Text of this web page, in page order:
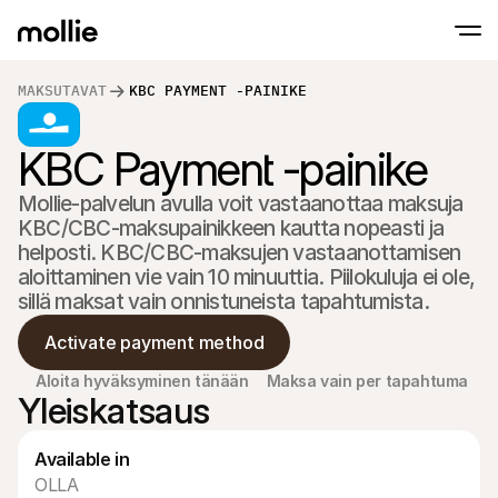
MAKSUTAVAT KBC PAYMENT -PAINIKE
KBC Payment -painike
Mollie-palvelun avulla voit vastaanottaa maksuja
KBC/CBC-maksupainikkeen kautta nopeasti ja
helposti. KBC/CBC-maksujen vastaanottamisen
aloittaminen vie vain 10 minuuttia. Piilokuluja ei ole,
sillä maksat vain onnistuneista tapahtumista.
Activate payment method
Aloita hyväksyminen tänään Maksa vain per tapahtuma
Yleiskatsaus
Available in
OLLA
Tap to Pay iPhonella
Hyväksy lähimaksut suoraan iPhonellasi
Lue lisää
Hyväksy maksut
Verkkomaksut
Hyväksy ja hallinnoi
Fyysiset maksut
Ota maksuja vastaan
maksupäätteiden ja
avulla
Kassa
Tarjoa
Hyväksyntä & Riski
Yhteistyökumppanit
Tutustu Agency Partner Program -ohjelmaamme